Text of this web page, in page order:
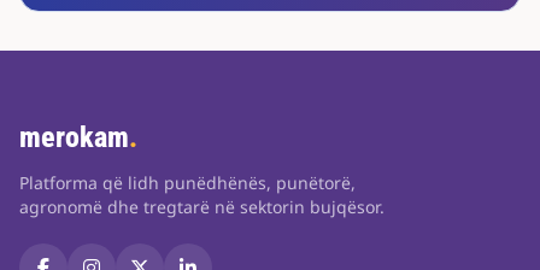
merokam.
Platforma që lidh punëdhënës, punëtorë,
agronomë dhe tregtarë në sektorin bujqësor.